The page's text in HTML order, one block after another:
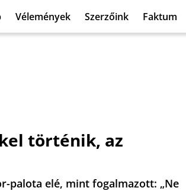
Vélemények Szerzőink Faktum
történik, az
palota elé, mint fogalmazott: „Ne